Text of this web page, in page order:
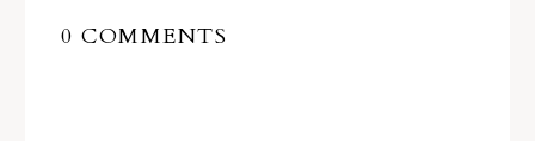
0 COMMENTS